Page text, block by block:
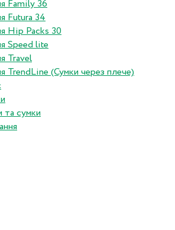
Family 36
Futura 34
Hip Packs 30
Speed lite
Travel
TrendLine (Сумки через плече)
та сумки